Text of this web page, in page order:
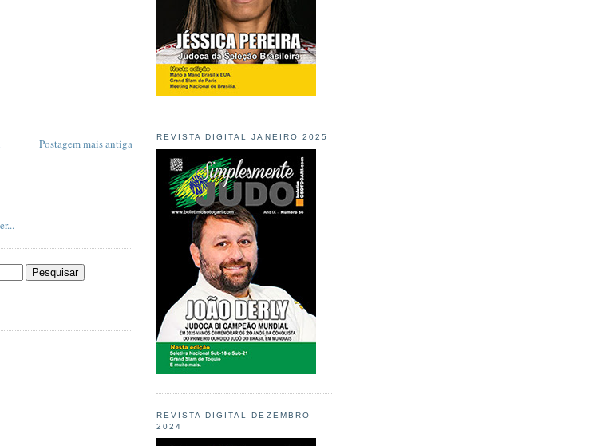
Postagem mais antiga REVISTA DIGITAL JANEIRO 2025
REVISTA DIGITAL DEZEMBRO
2024